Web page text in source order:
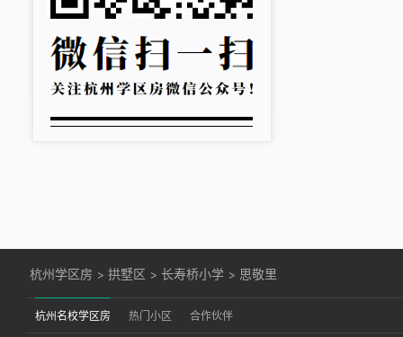
杭州学区房 >拱墅区 >长寿桥小学 > 思敬里
杭州名校学区房 热门小区 合作伙伴